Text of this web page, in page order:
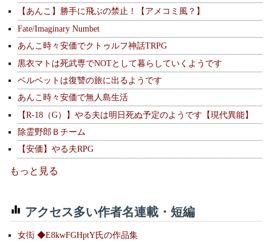
【あんこ】勝手に飛ぶの禁止！【アメコミ風？】
Fate/Imaginary Numbet
あんこ時々安価でクトゥルフ神話TRPG
黒衣マトは死武専でNOTとして暮らしていくようです
ベルベットは復讐の旅に出るようです
あんこ時々安価で無人島生活
【R-18（G）】やる夫は明日死ぬ予定のようです【現代異能】
除霊野郎Ｂチーム
【安価】やる夫RPG
もっと見る
アクセス多い作者名連載・短編
女衒 ◆E8kwFGHptY氏の作品集